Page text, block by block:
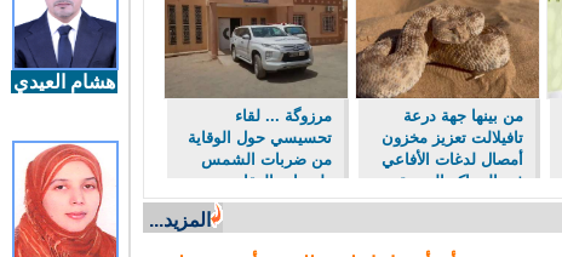
من بينها جهة درعة
تافيلالت تعزيز مخزون
أمصال لدغات الأفاعي
في المراكز الصحية
مرزوگة ... لقاء
تحسيسي حول الوقاية
من ضربات الشمس
ولسعات العقارب
ولدغات الأفاعي
المزيد...
هشام العيدي